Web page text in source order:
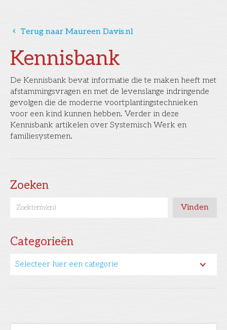
Kennisbank
De Kennisbank bevat informatie die te maken heeft met
afstammingsvragen en met de levenslange indringende
gevolgen die de moderne voortplantingstechnieken
voor een kind kunnen hebben. Verder in deze
Kennisbank artikelen over Systemisch Werk en
familiesystemen.
Zoeken
Categorieën
Selecteer hier een categorie
󰅁 Terug naar Maureen Davis.nl